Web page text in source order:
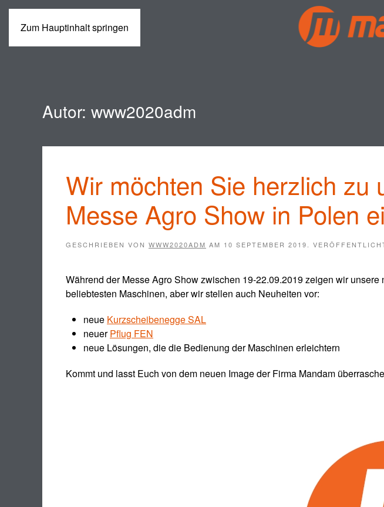
Zum Hauptinhalt springen
MASCHINEN
Autor: www2020adm
Wir möchten Sie herzlich zu
Messe Agro Show in Polen
GESCHRIEBEN VON WWW2020ADM AM 10 SEPTEMBER 2019 .
Während der Messe Agro Show zwischen 19-22.09.2019 zeigen wir
beliebtesten Maschinen, aber wir stellen auch Neuheiten vor:
neue Kurzscheibenegge SAL
neuerPflug FEN
neue Lösungen, die die Bedienung der Maschinen erleichtern
Kommt und lasst Euch von dem neuen Image der Firma Mandam